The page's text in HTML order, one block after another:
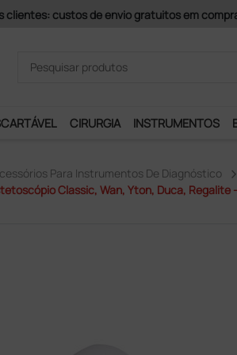
€ + iva (exceto ilhas)
CIRURGIA INSTRUMENTOS
Para Instrumentos De Diagnóstico
Classic, Wan, Yton, Duca, Regalite